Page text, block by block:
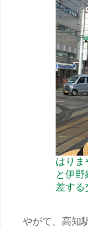
はりま
と伊
差する
やがて、高知